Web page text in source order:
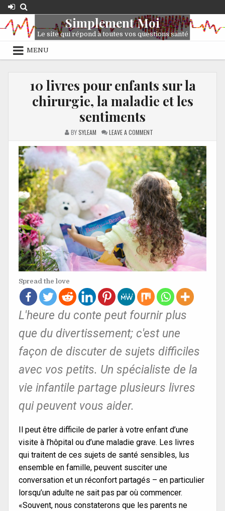
Simplement Moi
Le site qui répond à toutes vos questions santé
MENU
10 livres pour enfants sur la
chirurgie, la maladie et les
sentiments
BYSYLEAM LEAVE A COMMENT
Spread the love
L'heure du conte peut fournir plus
que du divertissement; c'est une
façon de discuter de sujets difficiles
avec vos petits. Un spécialiste de la
vie infantile partage plusieurs livres
qui peuvent vous aider.
Il peut être difficile de parler à votre enfant d’une
visite à l’hôpital ou d’une maladie grave. Les livres
qui traitent de ces sujets de santé sensibles, lus
ensemble en famille, peuvent susciter une
conversation et un réconfort partagés – en particulier
lorsqu’un adulte ne sait pas par où commencer.
«Souvent, nous constaterons que les parents ne